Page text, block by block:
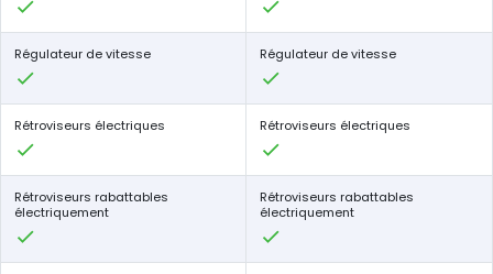
Régulateur de vitesse Régulateur de vitesse
Rétroviseurs électriques Rétroviseurs électriques
Rétroviseurs rabattables
électriquement
Rétroviseurs rabattables
électriquement